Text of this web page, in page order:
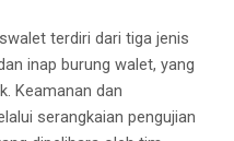
terdiri dari tiga jenis
inap burung walet, yang
Keamanan dan
serangkaian pengujian